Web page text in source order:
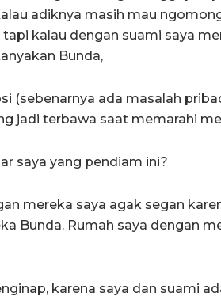
adiknya masih mau
kalau dengan suami saya
Bunda,
(sebenarnya ada masalah
jadi terbawa saat memarahi
saya yang pendiam ini?
mereka saya agak segan
Bunda. Rumah saya dengan
karena saya dan suami